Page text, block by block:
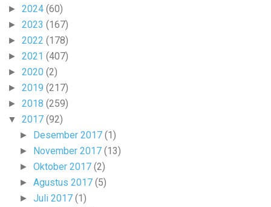
► 2024 (60)
► 2023 (167)
► 2022 (178)
► 2021 (407)
► 2020 (2)
► 2019 (217)
► 2018 (259)
▼ 2017 (92)
► Desember 2017(1)
► November 2017(13)
►Oktober 2017(2)
►Agustus 2017(5)
►Juli 2017(1)